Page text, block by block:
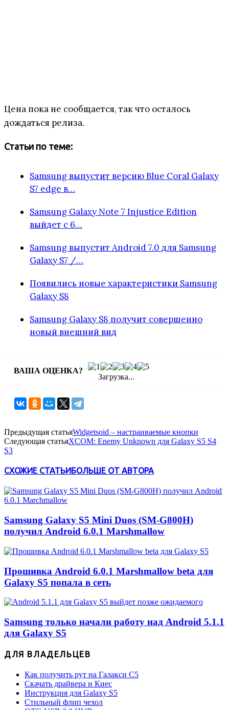
Цена пока не сообщается, так что осталось
дождаться релиза.
Статьи по теме:
Samsung выпустит версию Blue Coral Galaxy
S7 edge в…
Samsung Galaxy Note 7 Injustice Edition
выйдет с 6…
Samsung выпустит Android 7.0 для Samsung
Galaxy S7 /…
Появились новые характеристики Samsung
Galaxy S8
Samsung Galaxy S8 получит совершенно
новый внешний вид
ВАША ОЦЕНКА?
Загрузка...
Предыдущая статьяWidgetsoid – настраиваемые кнопки
Следующая статьяXCOM: Enemy Unknown для Galaxy S5 S4
S3
СХОЖИЕ СТАТЬИБОЛЬШЕ ОТ АВТОРА
Samsung Galaxy S5 Mini Duos (SM-G800H)
получил Android 6.0.1 Marshmallow
Прошивка Android 6.0.1 Marshmallow beta для
Galaxy S5 попала в сеть
Samsung только начали работу над Android 5.1.1
для Galaxy S5
ДЛЯ ВЛАДЕЛЬЦЕВ
Как получить рут на Галакси С5
Скачать драйвера и Киес
Инструкция для Galaxy S5
Стильный флип чехол